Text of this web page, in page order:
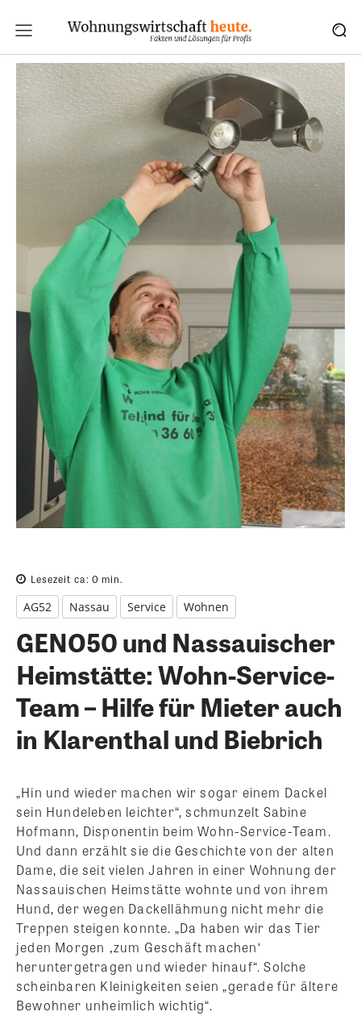
Lesezeit ca: 0 min.
AG52 Nassau Service Wohnen
GENO50 und Nassauischer
Heimstätte: Wohn-Service-
Team – Hilfe für Mieter auch
in Klarenthal und Biebrich
„Hin und wieder machen wir sogar einem Dackel
sein Hundeleben leichter“, schmunzelt Sabine
Hofmann, Disponentin beim Wohn-Service-Team.
Und dann erzählt sie die Geschichte von der alten
Dame, die seit vielen Jahren in einer Wohnung der
Nassauischen Heimstätte wohnte und von ihrem
Hund, der wegen Dackellähmung nicht mehr die
Treppen steigen konnte. „Da haben wir das Tier
jeden Morgen ‚zum Geschäft machen‘
heruntergetragen und wieder hinauf“. Solche
scheinbaren Kleinigkeiten seien „gerade für ältere
Bewohner unheimlich wichtig“.